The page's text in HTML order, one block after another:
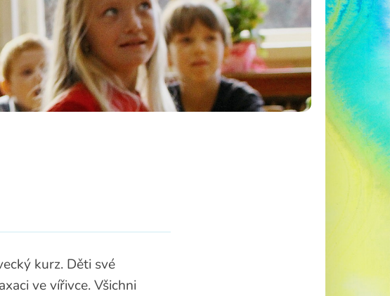
Učitelé
Asistenti pedagoga
Napište nám
kurz. Děti své
ve vířivce. Všichni